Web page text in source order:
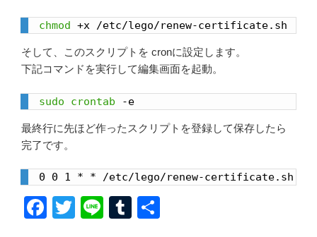
chmod +x /etc/lego/renew-certificate.sh
そして、このスクリプトを cronに設定します。
下記コマンドを実行して編集画面を起動。
sudo crontab -e
最終行に先ほど作ったスクリプトを登録して保存したら
完了です。
0 0 1 * * /etc/lego/renew-certificate.sh 2
F
T
Li
T